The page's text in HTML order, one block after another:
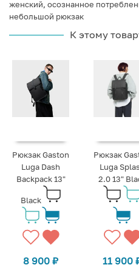
женский, осознанное
небольшой рюкзак
К этому
Рюкзак Gaston
Luga Dash
Backpack 13"
Black
8 900₽
Рюкзак
Luga
2.0 13"
11 900